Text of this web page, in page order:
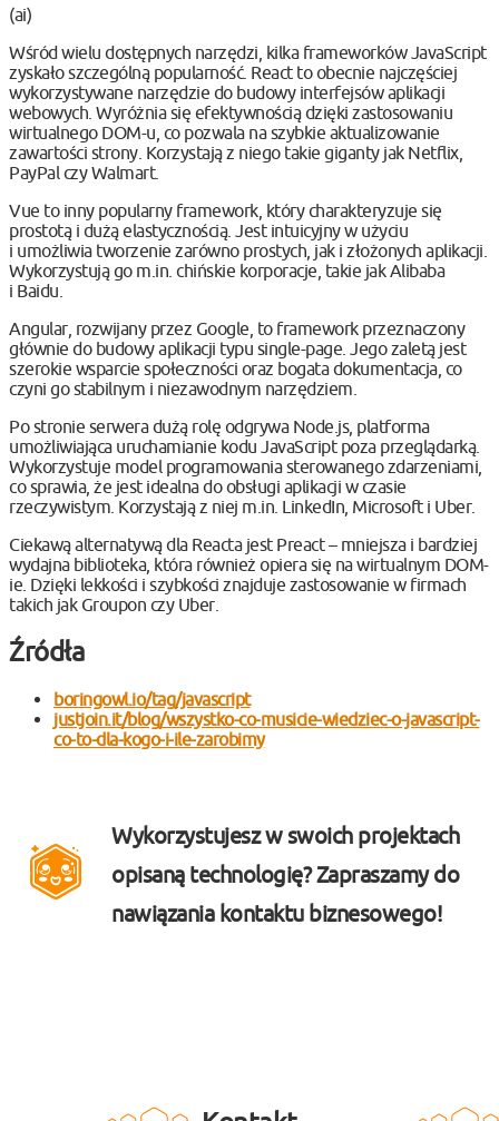
(ai)
Wśród wielu dostępnych narzędzi, kilka frameworków JavaScript
zyskało szczególną popularność. React to obecnie najczęściej
wykorzystywane narzędzie do budowy interfejsów aplikacji
webowych. Wyróżnia się efektywnością dzięki zastosowaniu
wirtualnego DOM-u, co pozwala na szybkie aktualizowanie
zawartości strony. Korzystają z niego takie giganty jak Netflix,
PayPal czy Walmart.
Vue to inny popularny framework, który charakteryzuje się
prostotą i dużą elastycznością. Jest intuicyjny w użyciu
i umożliwia tworzenie zarówno prostych, jak i złożonych aplikacji.
Wykorzystują go m.in. chińskie korporacje, takie jak Alibaba
i Baidu.
Angular, rozwijany przez Google, to framework przeznaczony
głównie do budowy aplikacji typu single-page. Jego zaletą jest
szerokie wsparcie społeczności oraz bogata dokumentacja, co
czyni go stabilnym i niezawodnym narzędziem.
Po stronie serwera dużą rolę odgrywa Node.js, platforma
umożliwiająca uruchamianie kodu JavaScript poza przeglądarką.
Wykorzystuje model programowania sterowanego zdarzeniami,
co sprawia, że jest idealna do obsługi aplikacji w czasie
rzeczywistym. Korzystają z niej m.in. LinkedIn, Microsoft i Uber.
Ciekawą alternatywą dla Reacta jest Preact – mniejsza i bardziej
wydajna biblioteka, która również opiera się na wirtualnym DOM-
ie. Dzięki lekkości i szybkości znajduje zastosowanie w firmach
takich jak Groupon czy Uber.
Źródła
boringowl.io/tag/javascript
justjoin.it/blog/wszystko-co-musicie-wiedziec-o-javascript-
co-to-dla-kogo-i-ile-zarobimy
Wykorzystujesz w swoich projektach
opisaną technologię? Zapraszamy do
nawiązania kontaktu biznesowego!